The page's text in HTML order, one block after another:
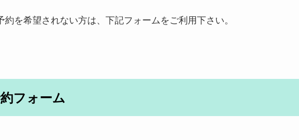
約を希望されない方は、下記フォームをご利用下さい。
フォーム